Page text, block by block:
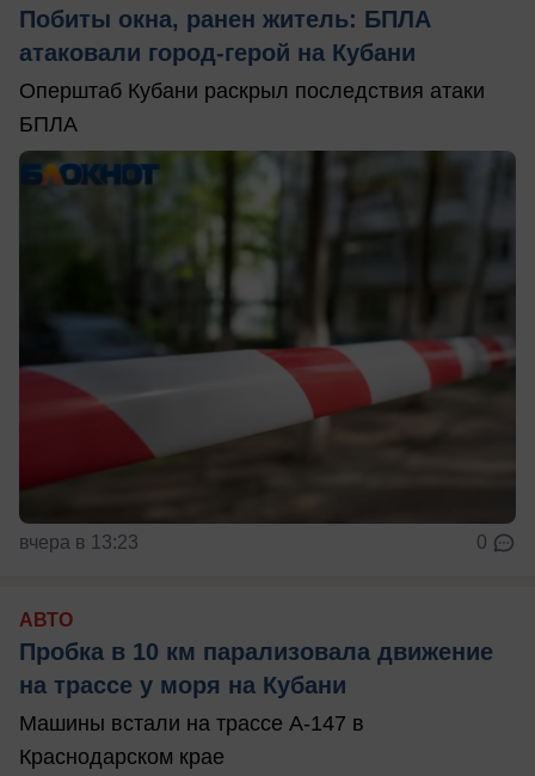
Побиты окна, ранен житель: БПЛА
атаковали город-герой на Кубани
Оперштаб Кубани раскрыл последствия атаки
БПЛА
вчера в 13:23 0
АВТО
Пробка в 10 км парализовала движение
на трассе у моря на Кубани
Машины встали на трассе А-147 в
Краснодарском крае